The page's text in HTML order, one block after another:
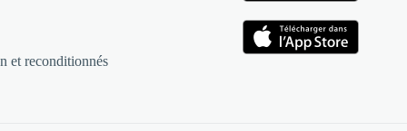
et reconditionnés